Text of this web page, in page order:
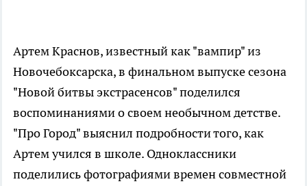
Артем Краснов, известный как "вампир" из
Новочебоксарска, в финальном выпуске сезона
"Новой битвы экстрасенсов" поделился
воспоминаниями о своем необычном детстве.
"Про Город" выяснил подробности того, как
Артем учился в школе. Одноклассники
поделились фотографиями времен совместной